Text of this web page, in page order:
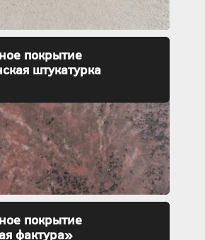
покрытие
штукатурка
покрытие
фактура»